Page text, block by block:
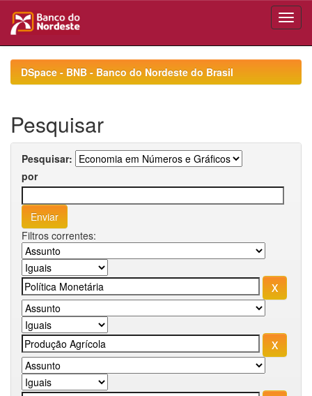
navigationDSpace - BNB - Banco do Nordeste do Brasil
Pesquisar
Pesquisar:
por
Filtros correntes: